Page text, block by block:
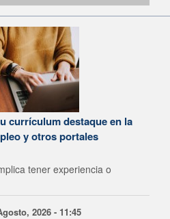
currículum destaque en la
y otros portales
tener experiencia o
2026 - 11:45